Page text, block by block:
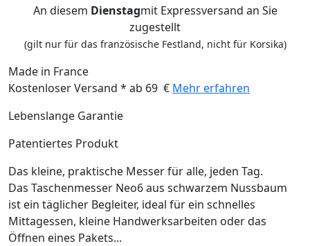
An diesem Dienstagmit Expressversand an Sie
zugestellt
(gilt nur für das französische Festland, nicht für Korsika)
Made in France
Kostenloser Versand * ab 69 € Mehr erfahren
Lebenslange Garantie
Patentiertes Produkt
Das kleine, praktische Messer für alle, jeden Tag.
Das Taschenmesser Neo6 aus schwarzem Nussbaum
ist ein täglicher Begleiter, ideal für ein schnelles
Mittagessen, kleine Handwerksarbeiten oder das
Öffnen eines Pakets...